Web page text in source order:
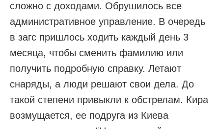
сложно с доходами. Обрушилось все
административное управление. В очередь
в загс пришлось ходить каждый день 3
месяца, чтобы сменить фамилию или
получить подробную справку. Летают
снаряды, а люди решают свои дела. До
такой степени привыкли к обстрелам. Кира
возмущается, ee подруга из Киева